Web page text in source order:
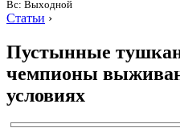
Вс: Выходной
Статьи ›
Пустынные
чемпионы
условиях